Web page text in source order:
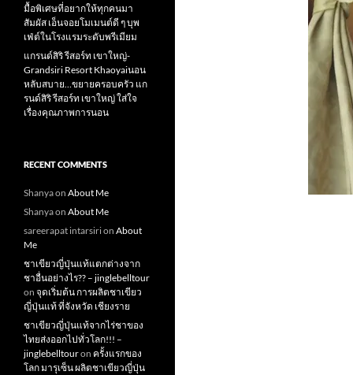
มื้อพิเศษที่อยากให้ทุกคนมา
สัมผัส เอ็นจอยโมเมนต์ดี ๆ บุพ
เฟ่ต์ในโรงแรมระดับพรีเมียม
แกรนด์สิริ​ รีสอร์ท​ เขาใหญ่​-
Grandsiri​ Resort​ Khaoyaiนอน
หลับสบาย…ขยายครอบครัว แก
รนด์สิริ รีสอร์ท เขาใหญ่ ใส่ใจ
เรื่องคุณภาพการนอน
RECENT COMMENTS
Shanyaon About Me
Shanyaon About Me
sareerapat intarsirion About
Me
ชาเขียวญี่ปุ่นแท้แตกต่างจาก
ชาอื่นอย่างไร?? – jinglebelltour
on จุดเริ่มต้น การผลิตชาเขียว
ญี่ปุ่นแท้ ที่จังหวัด เชียงราย
ชาเขียวญี่ปุ่นแท้จากไร่ชาของ
ไทยส่งออกไปทั่วโลก!!! –
jinglebelltouron ครั้งแรกของ
โลก มารุเซ็น ผลิตชาเขียวญี่ปุ่น